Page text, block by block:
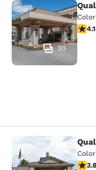
Quality Inn
30
4.1
Quality Inn
3.8